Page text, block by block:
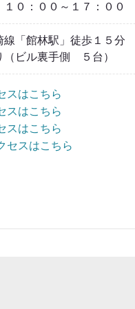
：００～１７：００
線「館林駅」徒歩１５分
（ビル裏手側 ５台）
スはこちら
スはこちら
スはこちら
セスはこちら